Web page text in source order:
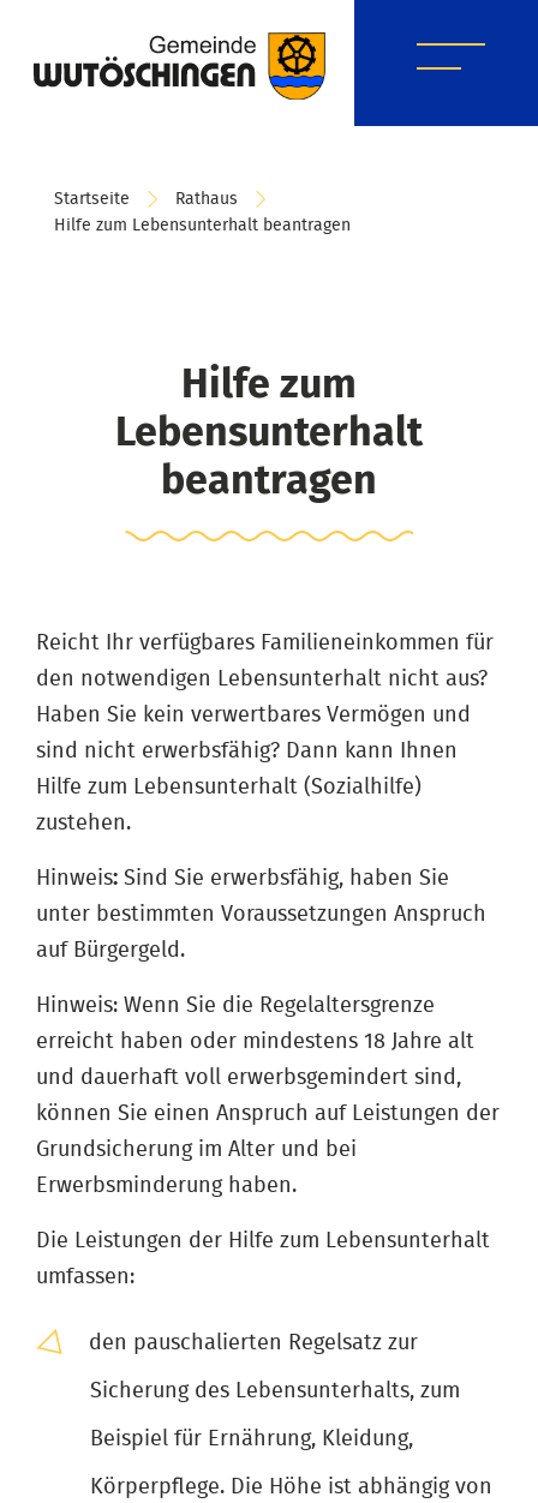
Startseite
Rathaus
Hilfe zum Lebensunterhalt beantragen
Hilfe zum
Lebensunterhalt
beantragen
Reicht Ihr verfügbares Familieneinkommen für
den notwendigen Lebensunterhalt nicht aus?
Haben Sie kein verwertbares Vermögen und
sind nicht erwerbsfähig? Dann kann Ihnen
Hilfe zum Lebensunterhalt (Sozialhilfe)
zustehen.
Hinweis: Sind Sie erwerbsfähig, haben Sie
unter bestimmten Voraussetzungen Anspruch
auf Bürgergeld.
Hinweis: Wenn Sie die Regelaltersgrenze
erreicht haben oder mindestens 18 Jahre alt
und dauerhaft voll erwerbsgemindert sind,
können Sie einen Anspruch auf Leistungen der
Grundsicherung im Alter und bei
Erwerbsminderung haben.
Die Leistungen der Hilfe zum Lebensunterhalt
umfassen:
den pauschalierten Regelsatz zur
Sicherung des Lebensunterhalts, zum
Beispiel für Ernährung, Kleidung,
Körperpflege. Die Höhe ist abhängig von